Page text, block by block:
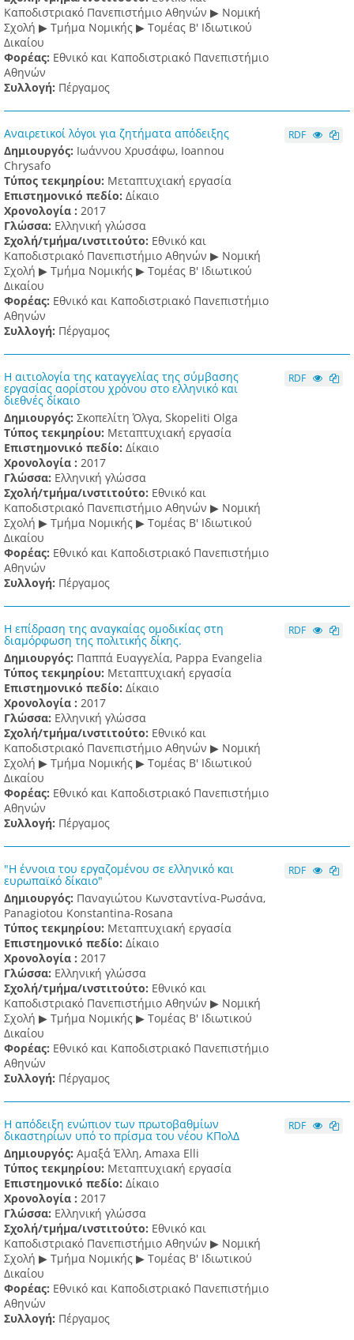
Καποδιστριακό Πανεπιστήμιο Αθηνών ▶ Νομική
Σχολή ▶ Τμήμα Νομικής ▶ Τομέας Β' Ιδιωτικού
Δικαίου
Φορέας: Εθνικό και Καποδιστριακό Πανεπιστήμιο
Αθηνών
Συλλογή: Πέργαμος
Αναιρετικοί λόγοι για ζητήματα απόδειξης
Δημιουργός: Ιωάννου Χρυσάφω, Ioannou
Chrysafo
Τύπος τεκμηρίου: Μεταπτυχιακή εργασία
Επιστημονικό πεδίο: Δίκαιο
Χρονολογία : 2017
Γλώσσα: Ελληνική γλώσσα
Σχολή/τμήμα/ινστιτούτο: Εθνικό και
Καποδιστριακό Πανεπιστήμιο Αθηνών ▶ Νομική
Σχολή ▶ Τμήμα Νομικής ▶ Τομέας Β' Ιδιωτικού
Δικαίου
Φορέας: Εθνικό και Καποδιστριακό Πανεπιστήμιο
Αθηνών
Συλλογή: Πέργαμος
RDF
Η αιτιολογία της καταγγελίας της σύμβασης
εργασίας αορίστου χρόνου στο ελληνικό και
διεθνές δίκαιο
Δημιουργός: Σκοπελίτη Όλγα, Skopeliti Olga
Τύπος τεκμηρίου: Μεταπτυχιακή εργασία
Επιστημονικό πεδίο: Δίκαιο
Χρονολογία : 2017
Γλώσσα: Ελληνική γλώσσα
Σχολή/τμήμα/ινστιτούτο: Εθνικό και
Καποδιστριακό Πανεπιστήμιο Αθηνών ▶ Νομική
Σχολή ▶ Τμήμα Νομικής ▶ Τομέας Β' Ιδιωτικού
Δικαίου
Φορέας: Εθνικό και Καποδιστριακό Πανεπιστήμιο
Αθηνών
Συλλογή: Πέργαμος
RDF
Η επίδραση της αναγκαίας ομοδικίας στη
διαμόρφωση της πολιτικής δίκης.
Δημιουργός: Παππά Ευαγγελία, Pappa Evangelia
Τύπος τεκμηρίου: Μεταπτυχιακή εργασία
Επιστημονικό πεδίο: Δίκαιο
Χρονολογία : 2017
Γλώσσα: Ελληνική γλώσσα
Σχολή/τμήμα/ινστιτούτο: Εθνικό και
Καποδιστριακό Πανεπιστήμιο Αθηνών ▶ Νομική
Σχολή ▶ Τμήμα Νομικής ▶ Τομέας Β' Ιδιωτικού
Δικαίου
Φορέας: Εθνικό και Καποδιστριακό Πανεπιστήμιο
Αθηνών
Συλλογή: Πέργαμος
RDF
"Η έννοια του εργαζομένου σε ελληνικό και
ευρωπαϊκό δίκαιο"
Δημιουργός: Παναγιώτου Κωνσταντίνα-Ρωσάνα,
Panagiotou Konstantina-Rosana
Τύπος τεκμηρίου: Μεταπτυχιακή εργασία
Επιστημονικό πεδίο: Δίκαιο
Χρονολογία : 2017
Γλώσσα: Ελληνική γλώσσα
Σχολή/τμήμα/ινστιτούτο: Εθνικό και
Καποδιστριακό Πανεπιστήμιο Αθηνών ▶ Νομική
Σχολή ▶ Τμήμα Νομικής ▶ Τομέας Β' Ιδιωτικού
Δικαίου
Φορέας: Εθνικό και Καποδιστριακό Πανεπιστήμιο
Αθηνών
Συλλογή: Πέργαμος
RDF
Η απόδειξη ενώπιον των πρωτοβαθμίων
δικαστηρίων υπό το πρίσμα του νέου ΚΠολΔ
Δημιουργός: Αμαξά Έλλη, Amaxa Elli
Τύπος τεκμηρίου: Μεταπτυχιακή εργασία
Επιστημονικό πεδίο: Δίκαιο
Χρονολογία : 2017
Γλώσσα: Ελληνική γλώσσα
Σχολή/τμήμα/ινστιτούτο: Εθνικό και
Καποδιστριακό Πανεπιστήμιο Αθηνών ▶ Νομική
Σχολή ▶ Τμήμα Νομικής ▶ Τομέας Β' Ιδιωτικού
Δικαίου
Φορέας: Εθνικό και Καποδιστριακό Πανεπιστήμιο
Αθηνών
Συλλογή: Πέργαμος
RDF